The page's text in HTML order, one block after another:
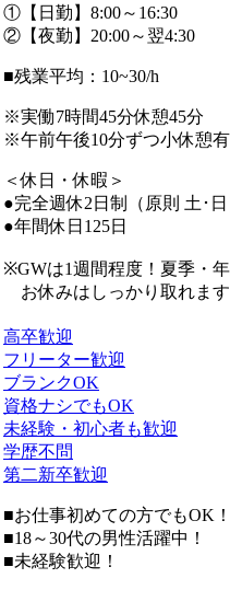
①【日勤】8:00～16:30
②【夜勤】20:00～翌4:30
■残業平均：10~30/h
※実働7時間45分休憩45分
※午前午後10分ずつ小休憩有
＜休日・休暇＞
●完全週休2日制（原則 土･
●年間休日125日
※GWは1週間程度！夏季・
お休みはしっかり取れます
高卒歓迎
フリーター歓迎
ブランクOK
資格ナシでもOK
未経験・初心者も歓迎
学歴不問
第二新卒歓迎
■お仕事初めての方でもOK！
■18～30代の男性活躍中！
■未経験歓迎！